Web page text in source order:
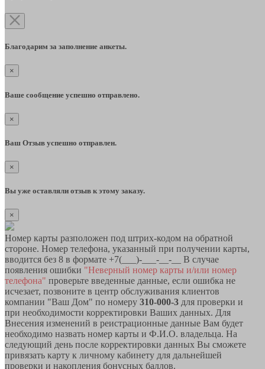
Благодарим за заполнение анкеты.
×
Ваше сообщение успешно отправлено.
×
Ваш Отзыв успешно отправлен.
×
Вы уже оставляли отзыв к этому заказу.
×
Номер карты разположен под штрих-кодом на обратной
стороне. Номер телефона, указанный при получении карты,
вводится без 8 в формате +7(___)-___-__-__ В случае
появления ошибки "Неверный номер карты и/или номер
телефона" проверьте введенные данные, если ошибка не
исчезает, позвоните в центр обслуживания клиентов
компании "Ваш Дом" по номеру 310-000-3 для проверки и
при необходимости корректировки Ваших данных. Для
Внесения изменений в реистрационные данные Вам будет
необходимо назвать номер карты и Ф.И.О. владельца. На
следующий день после корректировки данных Вы сможете
привязать карту к личному кабинету для дальнейшей
проверки и накопления бонусных баллов.